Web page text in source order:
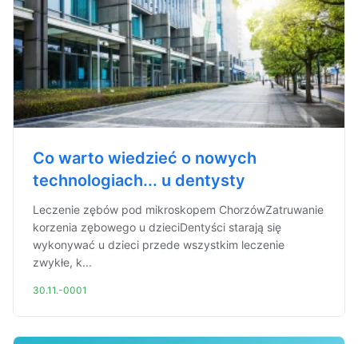
Co warto wiedzieć o nowych
technologiach... u dentysty
Leczenie zębów pod mikroskopem ChorzówZatruwanie
korzenia zębowego u dzieciDentyści starają się
wykonywać u dzieci przede wszystkim leczenie
zwykłe, k...
30.11.-0001